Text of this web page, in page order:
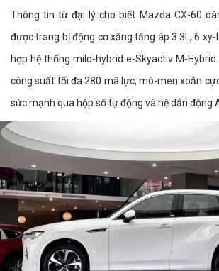
Thông tin từ đại lý cho biết Mazda CX-60
được trang bị động cơ xăng tăng áp 3.3L, 6
hợp hệ thống mild-hybrid e-Skyactiv M-
công suất tối đa 280 mã lực, mô-men xoắn
sức mạnh qua hộp số tự động và hệ dẫn động